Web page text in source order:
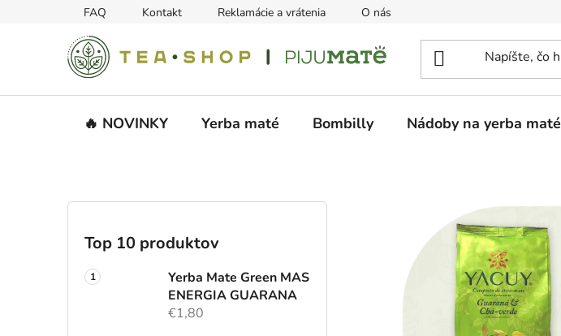
FAQ Kontakt Reklamácie a vrátenia O nás
🔥 NOVINKY Yerba maté Bombilly Nádoby na yerba maté
Top 10 produktov
Yerba Mate Green MAS
ENERGIA GUARANA
€1,80